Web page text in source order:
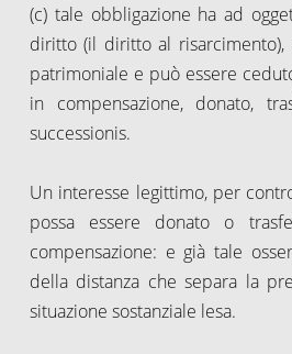
(c) tale obbligazione ha ad
diritto (il diritto al
patrimoniale e può essere
in compensazione, donato,
successionis.
Un interesse legittimo, per
possa essere donato o
compensazione: e già tale
della distanza che separa la
situazione sostanziale lesa.